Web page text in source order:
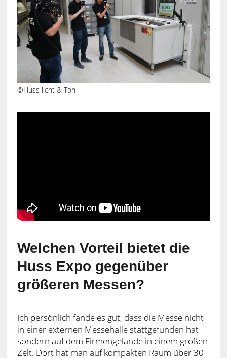
©Huss licht & Ton
Welchen Vorteil bietet die
Huss Expo gegenüber
größeren Messen?
Ich persönlich fande es gut, dass die Messe nicht
in einer externen Messehalle stattgefunden hat
sondern auf dem Firmengelände in einem großen
Zelt. Dort hat man auf kompakten Raum über 30